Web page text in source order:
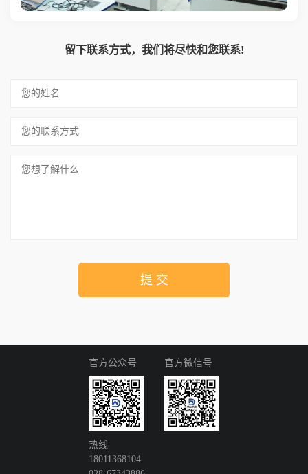
留下联系方式，我们将尽快和您联系!
提 交
官方公众号 官方微信号
热线
18011368104